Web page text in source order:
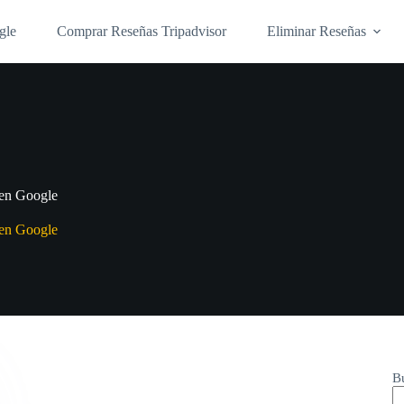
Comprar Reseñas Tripadvisor Eliminar Reseñas
Google
Google